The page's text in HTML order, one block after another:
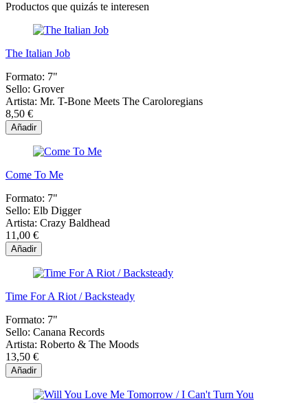
Productos que quizás te interesen
The Italian Job
Formato: 7"
Sello: Grover
Artista: Mr. T-Bone Meets The Caroloregians
8,50 €
Añadir
Come To Me
Formato: 7"
Sello: Elb Digger
Artista: Crazy Baldhead
11,00 €
Añadir
Time For A Riot / Backsteady
Formato: 7"
Sello: Canana Records
Artista: Roberto & The Moods
13,50 €
Añadir